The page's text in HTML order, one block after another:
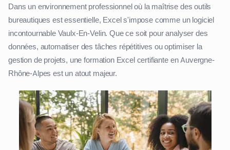
Dans un environnement professionnel où la maîtrise des outils
bureautiques est essentielle, Excel s'impose comme un logiciel
incontournable Vaulx-En-Velin. Que ce soit pour analyser des
données, automatiser des tâches répétitives ou optimiser la
gestion de projets, une formation Excel certifiante en Auvergne-
Rhône-Alpes est un atout majeur.